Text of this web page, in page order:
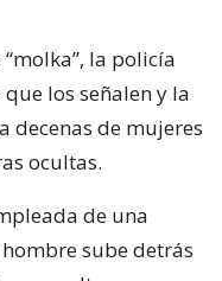
la policía
los señalen y la
decenas de mujeres
ocultas.
de una
sube detrás